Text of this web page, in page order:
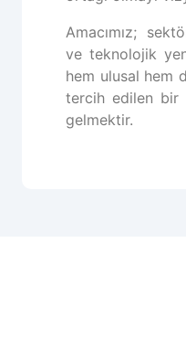
Amacımız;
ve teknolojik
hem ulusal hem
tercih edilen bir
gelmektir.